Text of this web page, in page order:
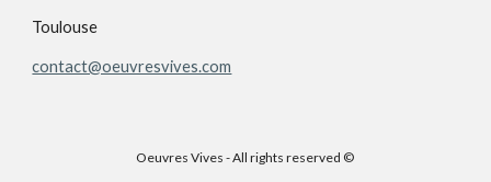
Toulouse
contact@oeuvresvives.com
Oeuvres Vives - All rights reserved ©